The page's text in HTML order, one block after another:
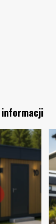
informacji